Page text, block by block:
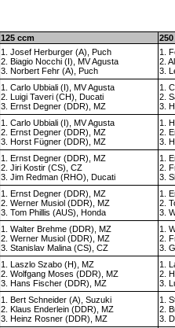
125 ccm
1. Josef Herburger (A), Puch
2. Biagio Nocchi (I), MV Agusta
3. Norbert Fehr (A), Puch
1.
2.
3.
1. Carlo Ubbiali (I), MV Agusta
2. Luigi Taveri (CH), Ducati
3. Ernst Degner (DDR), MZ
1.
2.
3.
1. Carlo Ubbiali (I), MV Agusta
2. Ernst Degner (DDR), MZ
3. Horst Fügner (DDR), MZ
1.
2.
3.
1. Ernst Degner (DDR), MZ
2. Jiri Kostir (CS), CZ
3. Jim Redman (RHO), Ducati
1.
2.
3.
1. Ernst Degner (DDR), MZ
2. Werner Musiol (DDR), MZ
3. Tom Phillis (AUS), Honda
1.
2.
3.
1. Walter Brehme (DDR), MZ
2. Werner Musiol (DDR), MZ
3. Stanislav Malina (CS), CZ
1.
2.
3.
1. Laszlo Szabo (H), MZ
2. Wolfgang Moses (DDR), MZ
3. Hans Fischer (DDR), MZ
1.
2.
3.
1. Bert Schneider (A), Suzuki
2. Klaus Enderlein (DDR), MZ
3. Heinz Rosner (DDR), MZ
1.
2.
3.